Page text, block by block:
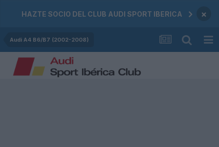
HAZTE SOCIO DEL CLUB AUDI SPORT IBERICA ×
Audi A4 B6/B7 (2002-2008)